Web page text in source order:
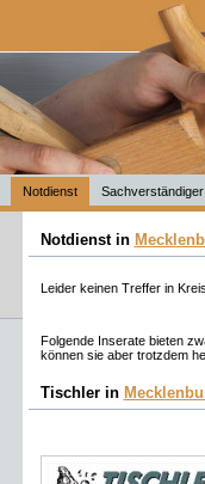
Notdienst Sachverständiger
Notdienst in
Leider keinen Treffer in
Folgende Inserate bieten
können sie aber trotzdem
Tischler in